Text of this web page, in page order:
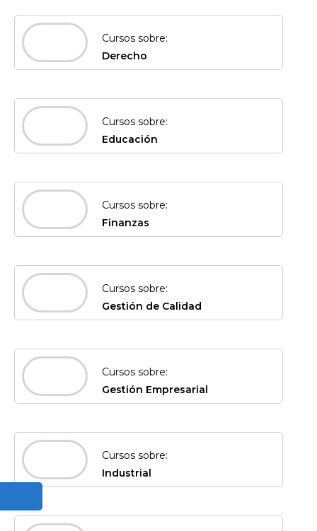
Cursos sobre:
Derecho
Cursos sobre:
Educación
Cursos sobre:
Finanzas
Cursos sobre:
Gestión de Calidad
Cursos sobre:
Gestión Empresarial
Cursos sobre:
Industrial